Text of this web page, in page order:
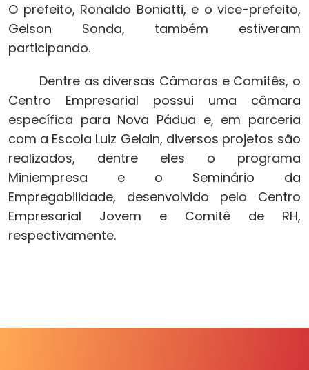
O prefeito, Ronaldo Boniatti, e o vice-prefeito,
Gelson Sonda, também estiveram
participando.
Dentre as diversas Câmaras e Comitês, o
Centro Empresarial possui uma câmara
específica para Nova Pádua e, em parceria
com a Escola Luiz Gelain, diversos projetos são
realizados, dentre eles o programa
Miniempresa e o Seminário da
Empregabilidade, desenvolvido pelo Centro
Empresarial Jovem e Comitê de RH,
respectivamente.